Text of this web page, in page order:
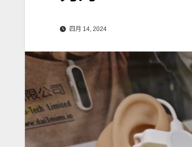
四月 14, 2024